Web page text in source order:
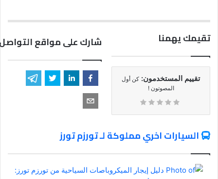
تقيمك يهمنا
تقييم المستخدمون: كن أول
المصوتون !
شارك على مواقع
السيارات اخري مملوكة لـ تورزم تورز